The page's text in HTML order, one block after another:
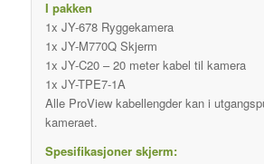
I pakken
1x JY-678 Ryggekamera
1x JY-M770Q Skjerm
1x JY-C20 – 20 meter kabel til kamera
1x JY-TPE7-1A
Alle ProView kabellengder kan i
kameraet.
Spesifikasjoner skjerm: